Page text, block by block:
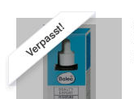
Verpasst!